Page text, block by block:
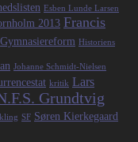
Esben Lunde Larsen
2013 Francis
Gymnasiereform Historiens
Johanne Schmidt-Nielsen
kritik Lars
Grundtvig
SF Søren Kierkegaard